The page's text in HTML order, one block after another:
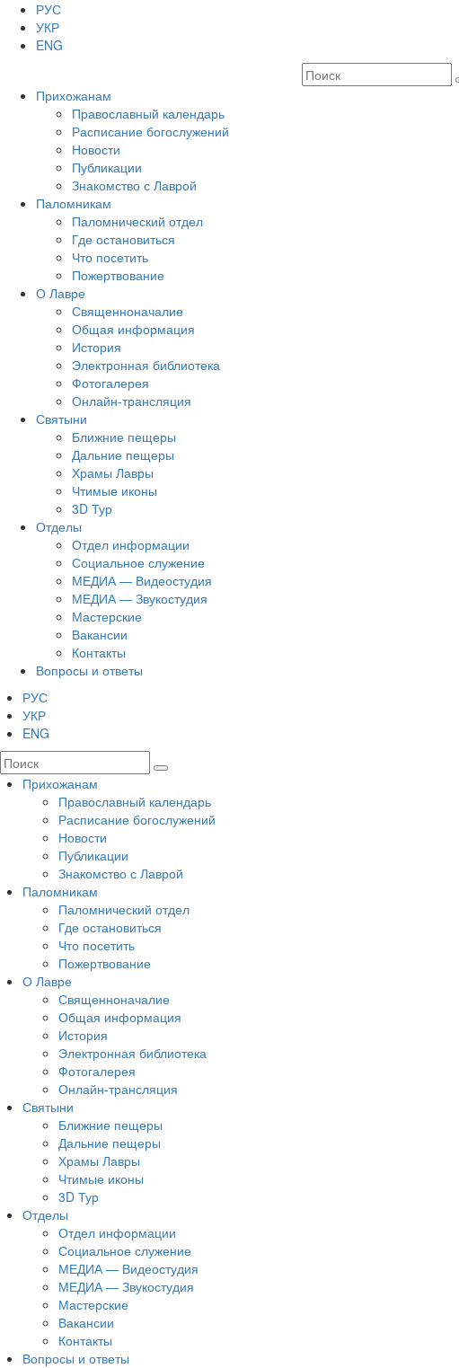
РУС
УКР
ENG
Прихожанам
Православный календарь
Расписание богослужений
Новости
Публикации
Знакомство с Лаврой
Паломникам
Паломнический отдел
Где остановиться
Что посетить
Пожертвование
О Лавре
Священноначалие
Общая информация
История
Электронная библиотека
Фотогалерея
Онлайн-трансляция
Святыни
Ближние пещеры
Дальние пещеры
Храмы Лавры
Чтимые иконы
3D Тур
Отделы
Отдел информации
Социальное служение
МЕДИА — Видеостудия
МЕДИА — Звукостудия
Мастерские
Вакансии
Контакты
Вопросы и ответы
РУС
УКР
ENG
Прихожанам
Православный календарь
Расписание богослужений
Новости
Публикации
Знакомство с Лаврой
Паломникам
Паломнический отдел
Где остановиться
Что посетить
Пожертвование
О Лавре
Священноначалие
Общая информация
История
Электронная библиотека
Фотогалерея
Онлайн-трансляция
Святыни
Ближние пещеры
Дальние пещеры
Храмы Лавры
Чтимые иконы
3D Тур
Отделы
Отдел информации
Социальное служение
МЕДИА — Видеостудия
МЕДИА — Звукостудия
Мастерские
Вакансии
Контакты
Вопросы и ответы